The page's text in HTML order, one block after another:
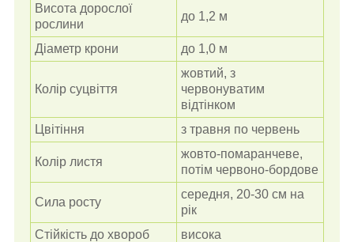
Висота дорослої
рослини
до 1,2 м
Діаметр крони до 1,0 м
Колір суцвіття
жовтий, з
червонуватим
відтінком
Цвітіння
з травня по червень
Колір листя
жовто-помаранчеве,
потім червоно-бордове
Сила росту
середня, 20-30 см на
рік
Стійкість до хвороб
висока